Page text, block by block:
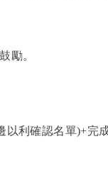
勵。
以利確認名單)+完